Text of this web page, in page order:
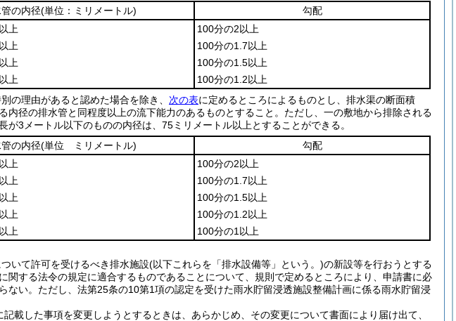
の内径(単位：ミリメートル)
勾配
上
100分の2以上
上
100分の1.7以上
上
100分の1.5以上
上
100分の1.2以上
の理由があると認めた場合を除き、 次の表に定めるところによるものとし、排水渠の断面積
内径の排水管と同程度以上の流下能力のあるものとすること。 ただし、一の敷地から排除される
3メートル以下のものの内径は、75ミリメートル以上とすることができる。
の内径(単位 ミリメートル)
勾配
上
100分の2以上
上
100分の1.7以上
上
100分の1.5以上
上
100分の1.2以上
上
100分の1以上
いて許可を受けるべき排水施設(以下これらを「排水設備等」という。)の新設等を行おうとする
関する法令の規定に適合するものであることについて、規則で定めるところにより、申請書に必
ない。 ただし、法第25条の10第1項の認定を受けた雨水貯留浸透施設整備計画に係る雨水貯留浸
載した事項を変更しようとするときは、あらかじめ、その変更について書面により届け出て、